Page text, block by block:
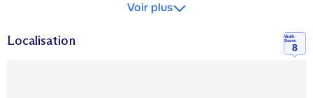
Voir plus
Localisation
Walk
Score
8